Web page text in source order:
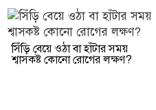
সিঁড়ি বেয়ে ওঠা বা হাঁটার সময়
শ্বাসকষ্ট কোনো রোগের লক্ষণ?